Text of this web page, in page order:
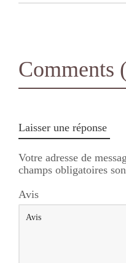
Comments
Laisser une réponse
Votre adresse de
champs obligatoires
Avis